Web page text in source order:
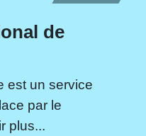
de
est un service
par le
plus...